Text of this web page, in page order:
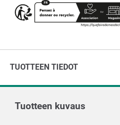
TUOTTEEN TIEDOT
Tuotteen kuvaus